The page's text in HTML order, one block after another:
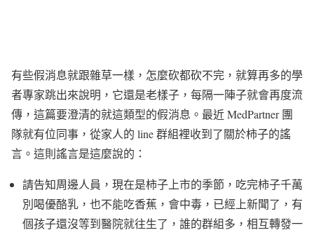
有些假消息就跟雜草一樣，怎麼砍都砍不完，就算再多的學
者專家跳出來說明，它還是老樣子，每隔一陣子就會再度流
傳，這篇要澄清的就這類型的假消息。最近 MedPartner 團
隊就有位同事，從家人的 line 群組裡收到了關於柿子的謠
言。這則謠言是這麼說的：
請告知周邊人員，現在是柿子上市的季節，吃完柿子千萬
別喝優酪乳，也不能吃香蕉，會中毒，已經上新聞了，有
個孩子還沒等到醫院就往生了，誰的群組多，相互轉發一